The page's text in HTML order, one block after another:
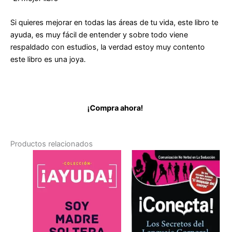
Si quieres mejorar en todas las áreas de tu vida, este libro te
ayuda, es muy fácil de entender y sobre todo viene
respaldado con estudios, la verdad estoy muy contento
este libro es una joya.
¡Compra ahora!
Productos relacionados